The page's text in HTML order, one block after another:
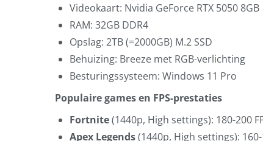
Videokaart: Nvidia GeForce RTX 5050 8GB
RAM: 32GB DDR4
Opslag: 2TB (=2000GB) M.2 SSD
Behuizing: Breeze met RGB-verlichting
Besturingssysteem: Windows 11 Pro
Populaire games en FPS-prestaties
Fortnite(1440p, High settings): 180-200
Apex Legends(1440p, High settings): 160-